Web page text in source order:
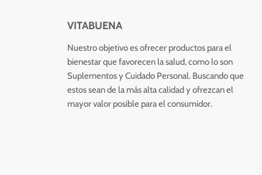
VITABUENA
Nuestro objetivo es ofrecer productos para el
bienestar que favorecen la salud, como lo son
Suplementos y Cuidado Personal. Buscando que
estos sean de la más alta calidad y ofrezcan el
mayor valor posible para el consumidor.